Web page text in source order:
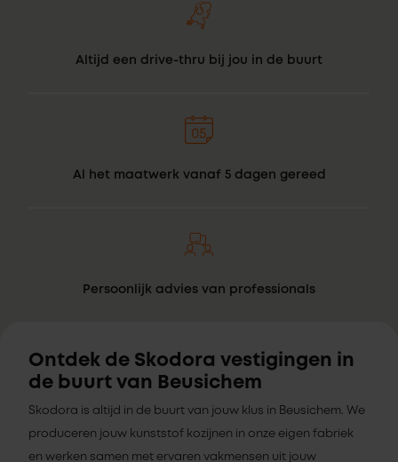
Altijd een drive-thru bij jou in de buurt
Al het maatwerk vanaf 5 dagen gereed
Persoonlijk advies van professionals
Ontdek de Skodora vestigingen in
de buurt van Beusichem
Skodora is altijd in de buurt van jouw klus in Beusichem. We
produceren jouw kunststof kozijnen in onze eigen fabriek
en werken samen met ervaren vakmensen uit jouw